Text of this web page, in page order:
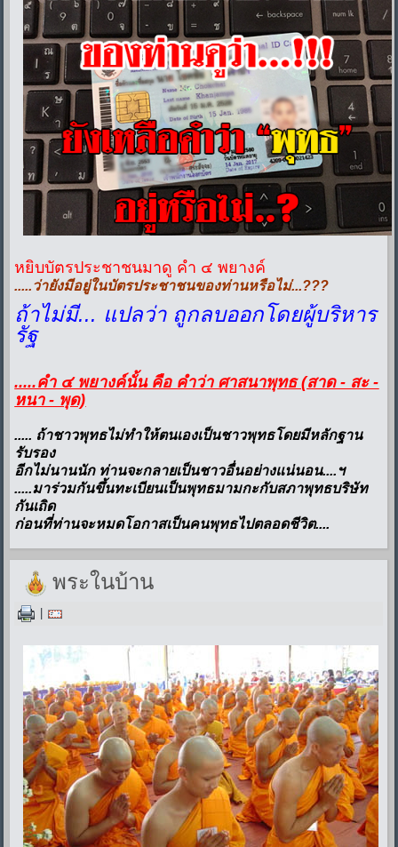
หยิบบัตรประชาชนมาดู คำ ๔ พยางค์
.....ว่ายังมีอยู่ในบัตรประชาชนของท่านหรือไม่...???
ถ้าไม่มี... แปลว่า ถูกลบออกโดยผู้บริหาร
รัฐ
.....คำ ๔ พยางค์นั้น คือ คำว่า ศาสนาพุทธ (สาด - สะ -
หนา - พุด)
..... ถ้าชาวพุทธไม่ทำให้ตนเองเป็นชาวพุทธโดยมีหลักฐาน
รับรอง
อีกไม่นานนัก ท่านจะกลายเป็นชาวอื่นอย่างแน่นอน....ฯ
.....มาร่วมกันขึ้นทะเบียนเป็นพุทธมามกะกับสภาพุทธบริษัท
กันเถิด
ก่อนที่ท่านจะหมดโอกาสเป็นคนพุทธไปตลอดชีวิต....
พระในบ้าน